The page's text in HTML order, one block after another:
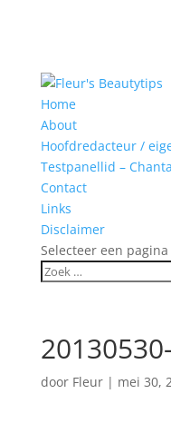
Home
About
Hoofdredacteur /
Testpanellid –
Contact
Links
Disclaimer
Selecteer een pagina
door Fleur| mei 30,